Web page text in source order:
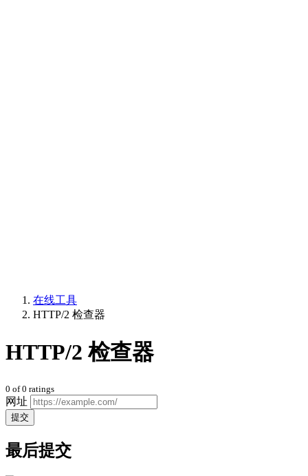
在线工具
HTTP/2 检查器
HTTP/2 检查器
0 of0 ratings
网址
提交
最后提交